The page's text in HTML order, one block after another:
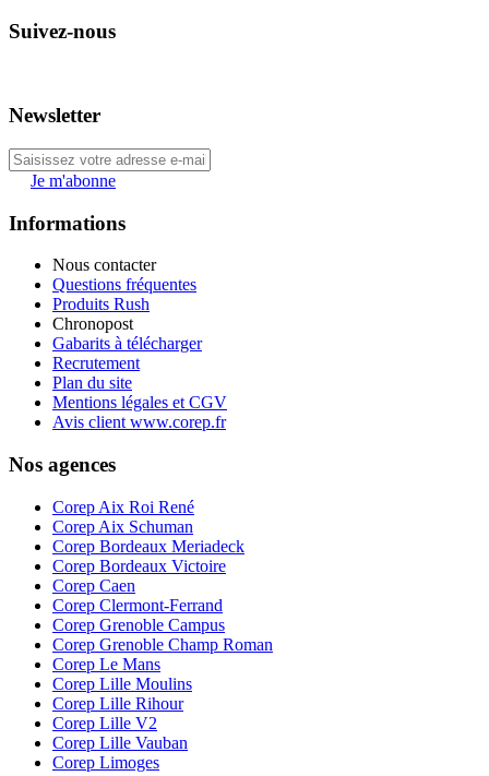
Suivez-nous
Newsletter
Je m'abonne
Informations
Nous contacter
Questions fréquentes
Produits Rush
Chronopost
Gabarits à télécharger
Recrutement
Plan du site
Mentions légales et CGV
Avis client www.corep.fr
Nos agences
Corep Aix Roi René
Corep Aix Schuman
Corep Bordeaux Meriadeck
Corep Bordeaux Victoire
Corep Caen
Corep Clermont-Ferrand
Corep Grenoble Campus
Corep Grenoble Champ Roman
Corep Le Mans
Corep Lille Moulins
Corep Lille Rihour
Corep Lille V2
Corep Lille Vauban
Corep Limoges